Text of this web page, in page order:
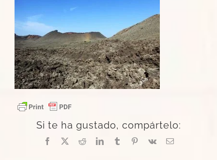
Si te ha gustado, compártelo:
Facebook
X RedditLinkedInTumblrPinterest
Vk
Correo